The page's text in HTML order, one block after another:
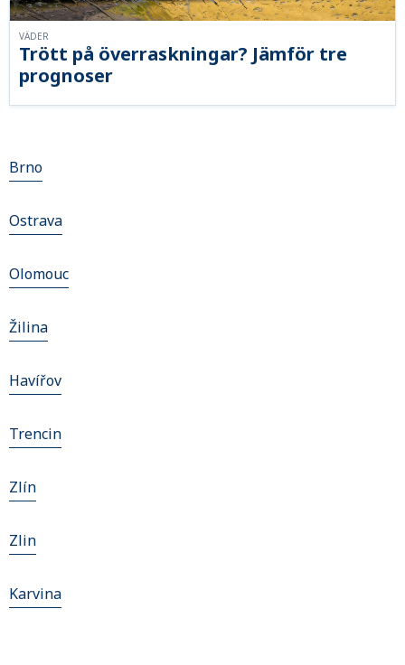
Trött på överraskningar? Jämför tre
prognoser
VÄDER
Brno
Ostrava
Olomouc
Žilina
Havířov
Trencin
Zlín
Zlin
Karvina